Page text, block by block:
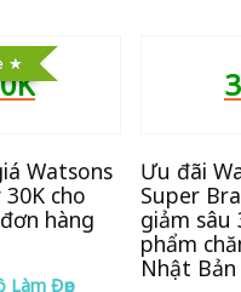
Watsons
cho
hàng
Làm Đẹp
Ưu đãi
Super
giảm sâu
phẩm
Nhật Bản